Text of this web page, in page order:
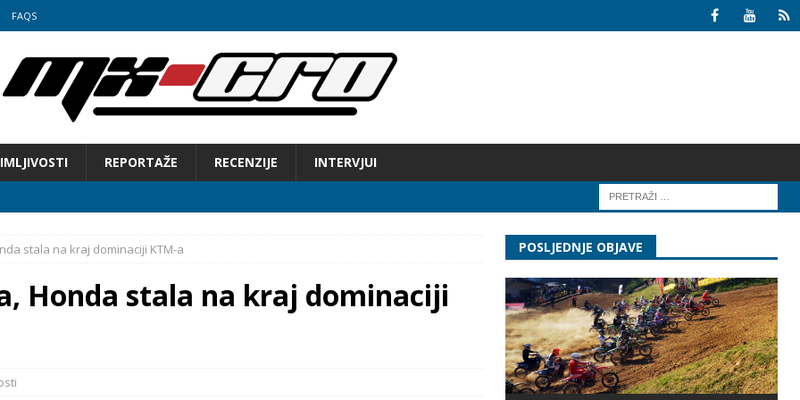
FAQS
REPORTAŽE RECENZIJE INTERVJUI
u motocrossu
stala na kraj dominaciji KTM-a
Honda stala na kraj dominaciji
POSLJEDNJE OBJAVE